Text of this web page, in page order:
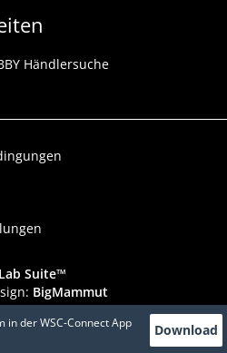
Händlersuche
Suite™
BigMammut
ist verfügbar!
in der WSC-Connect App
Download